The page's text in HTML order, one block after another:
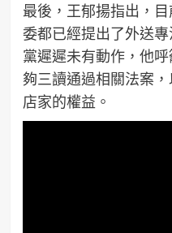
最後，王郁揚指出，
委都已經提出了外送
黨遲遲未有動作，他
夠三讀通過相關法案
店家的權益。